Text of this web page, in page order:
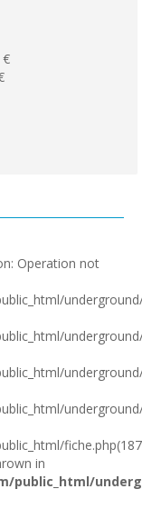
€
Operation not
in
public_html/